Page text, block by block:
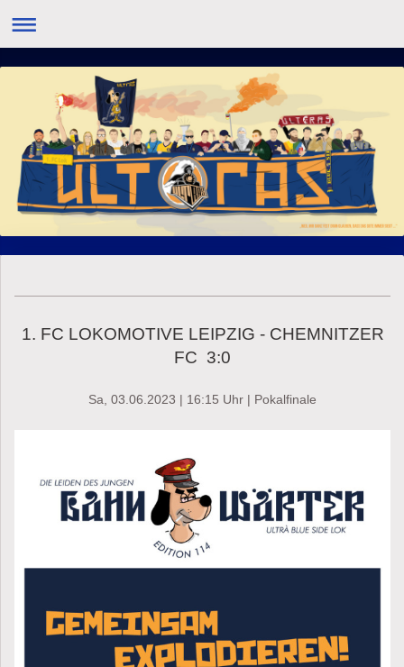
1. FC LOKOMOTIVE LEIPZIG - CHEMNITZER
FC 3:0
Sa, 03.06.2023 | 16:15 Uhr | Pokalfinale